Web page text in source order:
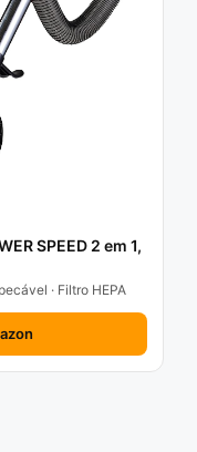
SPEED 2 em 1,
· Filtro HEPA